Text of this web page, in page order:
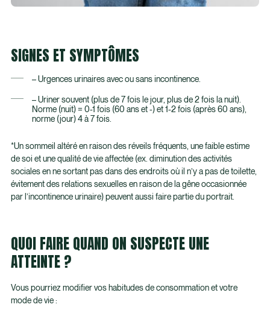
SIGNES ET SYMPTÔMES
– Urgences urinaires avec ou sans incontinence.
– Uriner souvent (plus de 7 fois le jour, plus de 2 fois la nuit).
Norme (nuit) = 0-1 fois (60 ans et -) et 1-2 fois (après 60 ans),
norme (jour) 4 à 7 fois.
*Un sommeil altéré en raison des réveils fréquents, une faible estime
de soi et une qualité de vie affectée (ex. diminution des activités
sociales en ne sortant pas dans des endroits où il n’y a pas de toilette,
évitement des relations sexuelles en raison de la gêne occasionnée
par l’incontinence urinaire) peuvent aussi faire partie du portrait.
QUOI FAIRE QUAND ON SUSPECTE UNE
ATTEINTE ?
Vous pourriez modifier vos habitudes de consommation et votre
mode de vie :